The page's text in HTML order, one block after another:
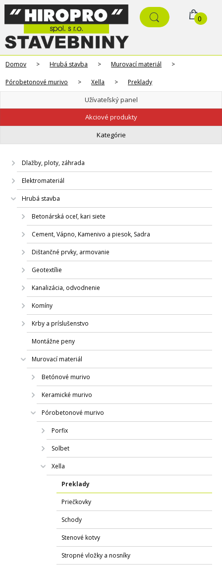
0
Domov > Hrubá stavba > Murovací materiál >
Pórobetonové murivo > Xella > Preklady
Užívateľský panel
Akciové produkty
Kategórie
Dlažby, ploty, záhrada
Elektromateriál
Hrubá stavba
Betonárská oceľ, kari siete
Cement, Vápno, Kamenivo a piesok, Sadra
Dištančné prvky, armovanie
Geotextílie
Kanalizácia, odvodnenie
Komíny
Krby a príslušenstvo
Montážne peny
Murovací materiál
Betónové murivo
Keramické murivo
Pórobetonové murivo
Porfix
Solbet
Xella
Preklady
Priečkovky
Schody
Stenové kotvy
Stropné vložky a nosníky